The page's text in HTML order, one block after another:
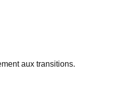
aux transitions.